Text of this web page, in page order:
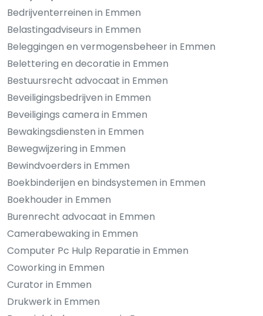
Bedrijventerreinen in Emmen
Belastingadviseurs in Emmen
Beleggingen en vermogensbeheer in Emmen
Belettering en decoratie in Emmen
Bestuursrecht advocaat in Emmen
Beveiligingsbedrijven in Emmen
Beveiligings camera in Emmen
Bewakingsdiensten in Emmen
Bewegwijzering in Emmen
Bewindvoerders in Emmen
Boekbinderijen en bindsystemen in Emmen
Boekhouder in Emmen
Burenrecht advocaat in Emmen
Camerabewaking in Emmen
Computer Pc Hulp Reparatie in Emmen
Coworking in Emmen
Curator in Emmen
Drukwerk in Emmen